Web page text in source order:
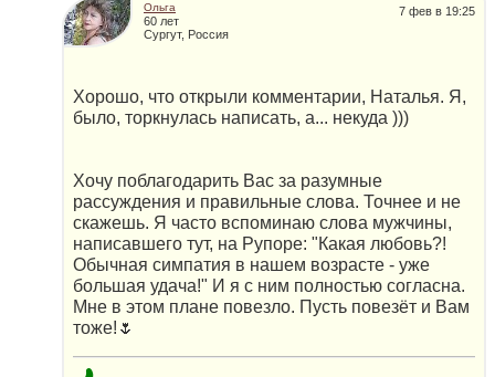
7 фев в 19:25
Ольга
60 лет
Сургут, Россия
Хорошо, что открыли комментарии, Наталья. Я,
было, торкнулась написать, а... некуда )))
Хочу поблагодарить Вас за разумные
рассуждения и правильные слова. Точнее и не
скажешь. Я часто вспоминаю слова мужчины,
написавшего тут, на Рупоре: "Какая любовь?!
Обычная симпатия в нашем возрасте - уже
большая удача!" И я с ним полностью согласна.
Мне в этом плане повезло. Пусть повезёт и Вам
тоже!🌷